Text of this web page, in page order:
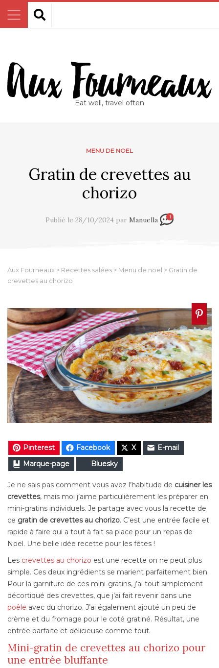
Eat well, travel often
MENU DE NOEL
Gratin de crevettes au
chorizo
Publié le 28/10/2024 par Manuella 1
Aux Fourneaux > Recettes salées > Menu de noel > Gratin de
crevettes au chorizo
Pinterest Facebook X
E-mail
Marque-page
Bluesky
Je ne sais pas comment vous avez l’habitude de cuisiner les
crevettes, mais moi j’aime particulièrement les préparer en
mini-gratins individuels. Je partage avec vous la recette de
ce gratin de crevettes au chorizo. C’est une entrée facile et
rapide à faire qui a tout à fait sa place pour un repas de
Noël. Une belle idée recette pour les fêtes !
Les crevettes au chorizo est une recette on ne peut plus
simple. Ces deux ingrédients se marient parfaitement bien.
Pour la garniture de ces mini-gratins, j’ai tout simplement
décortiqué des crevettes, que j’ai fait revenir dans une
poêle avec du chorizo. J’ai également ajouté un peu de
crème et du fromage pour le coté gratiné. Résultat, une
entrée parfaite et délicieuse comme tout.
Mini-gratin de crevettes au chorizo pour
une entrée bluffante